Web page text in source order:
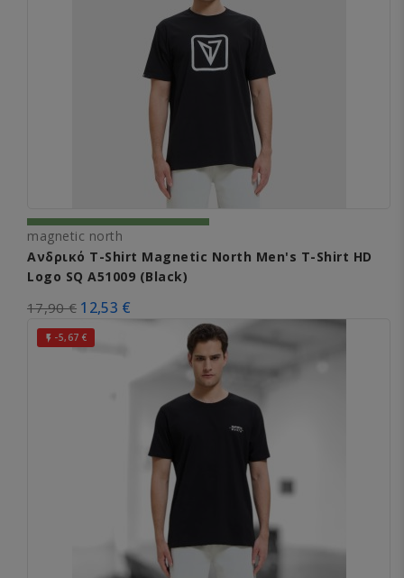
magnetic north
Ανδρικό T-Shirt Magnetic North Men's T-Shirt HD
Logo SQ A51009 (Black)
17,90 € 12,53 €
 -5,67 €